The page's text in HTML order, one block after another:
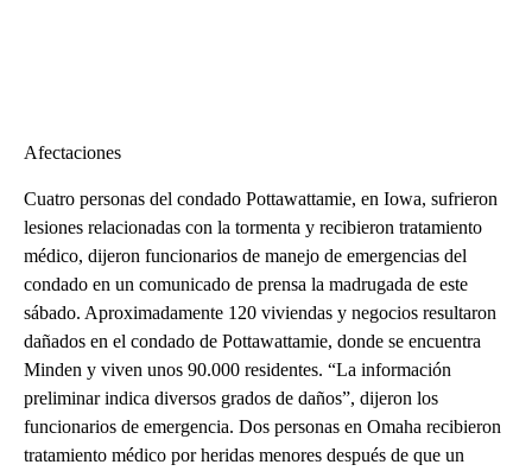
Afectaciones
Cuatro personas del condado Pottawattamie, en Iowa, sufrieron
lesiones relacionadas con la tormenta y recibieron tratamiento
médico, dijeron funcionarios de manejo de emergencias del
condado en un comunicado de prensa la madrugada de este
sábado. Aproximadamente 120 viviendas y negocios resultaron
dañados en el condado de Pottawattamie, donde se encuentra
Minden y viven unos 90.000 residentes. “La información
preliminar indica diversos grados de daños”, dijeron los
funcionarios de emergencia. Dos personas en Omaha recibieron
tratamiento médico por heridas menores después de que un